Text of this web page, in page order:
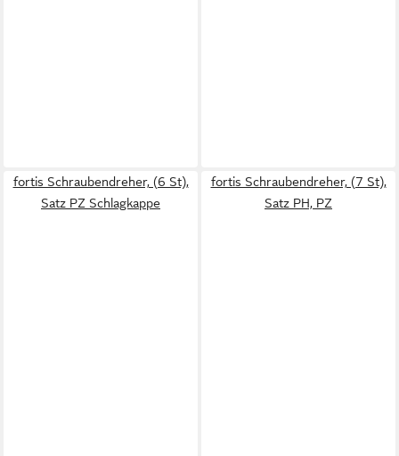
fortis Schraubendreher, (6 St),
Satz PZ Schlagkappe
fortis Schraubendreher, (7 St),
Satz PH, PZ